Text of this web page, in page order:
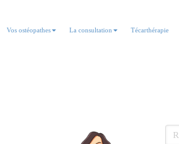
Vos ostéopathes La consultation Técarthérapie